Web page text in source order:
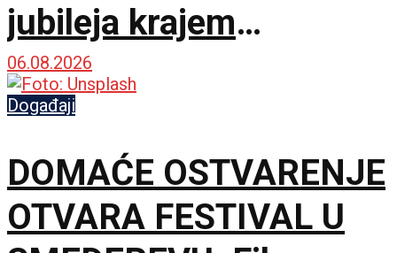
jubileja krajem
septembra u Brankovini
06.08.2026
Događaji
DOMAĆE OSTVARENJE
OTVARA FESTIVAL U